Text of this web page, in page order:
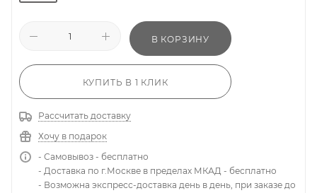
В КОРЗИНУ
КУПИТЬ В 1 КЛИК
Рассчитать доставку
Хочу в подарок
- Самовывоз - бесплатно
- Доставка по г.Москве в пределах МКАД - бесплатно
- Возможна экспресс-доставка день в день, при заказе до